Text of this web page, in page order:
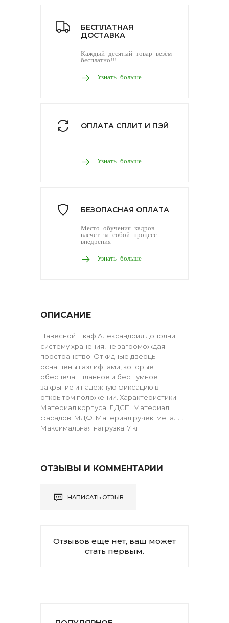
БЕСПЛАТНАЯ
ДОСТАВКА
Каждый десятый товар везём
бесплатно!!!
Узнать больше
ОПЛАТА СПЛИТ И ПЭЙ
Узнать больше
БЕЗОПАСНАЯ ОПЛАТА
Место обучения кадров
влечет за собой процесс
внедрения
Узнать больше
ОПИСАНИЕ
Навесной шкаф Александрия дополнит
систему хранения, не загромождая
пространство. Откидные дверцы
оснащены газлифтами, которые
обеспечат плавное и бесшумное
закрытие и надежную фиксацию в
открытом положении. Характеристики:
Материал корпуса: ЛДСП. Материал
фасадов: МДФ. Материал ручек: металл.
Максимальная нагрузка: 7 кг.
ОТЗЫВЫ И КОММЕНТАРИИ
НАПИСАТЬ ОТЗЫВ
Отзывов еще нет, ваш может
стать первым.